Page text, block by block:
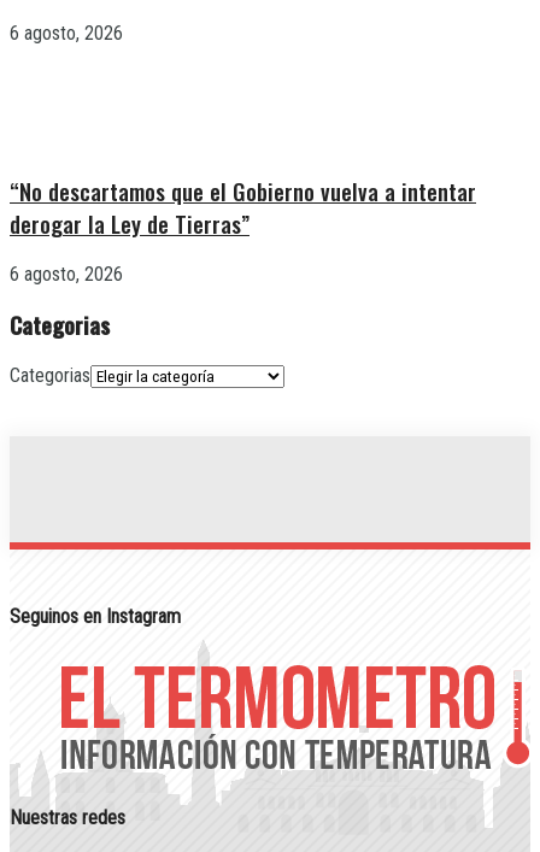
6 agosto, 2026
“No descartamos que el Gobierno vuelva a intentar
derogar la Ley de Tierras”
6 agosto, 2026
Categorias
Categorias
Seguinos en Instagram
Nuestras redes